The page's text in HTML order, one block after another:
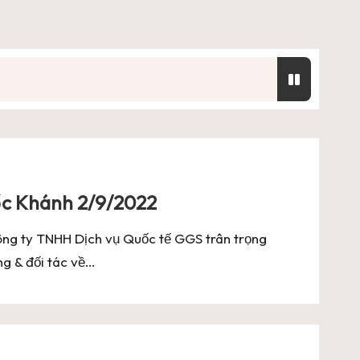
Download
Download
Download
Khánh 2/9/2022
ty TNHH Dịch vụ Quốc tế GGS trân trọng
& đối tác về…